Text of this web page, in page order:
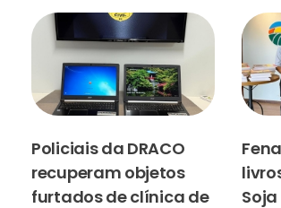
Policiais da DRACO
recuperam objetos
furtados de clínica de